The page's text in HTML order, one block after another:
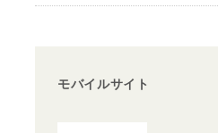
モバイルサイト